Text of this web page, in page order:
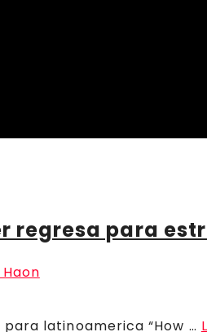
regresa para
latinoamerica “How …